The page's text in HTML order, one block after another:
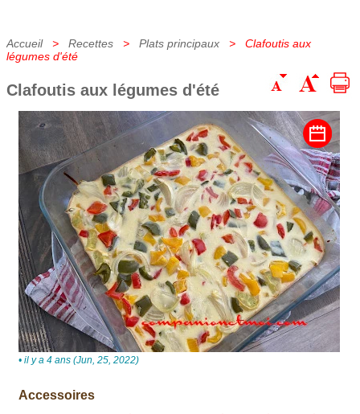
Accueil> Recettes > Plats principaux > Clafoutis aux
légumes d'été
Clafoutis aux légumes d'été
• il y a 4 ans (Jun, 25, 2022)
Accessoires